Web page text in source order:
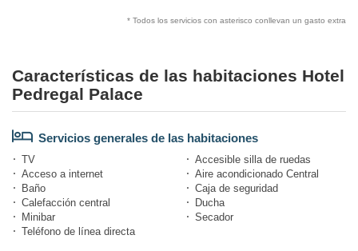
* Todos los servicios con asterisco conllevan un gasto extra
Características de las habitaciones Hotel
Pedregal Palace
Servicios generales de las habitaciones
TV
Accesible silla de ruedas
Acceso a internet
Aire acondicionado Central
Baño
Caja de seguridad
Calefacción central
Ducha
Minibar
Secador
Teléfono de línea directa